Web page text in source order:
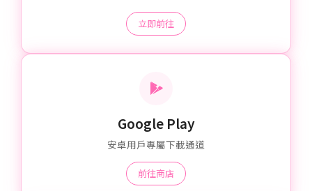
立即前往
Google Play
安卓用戶專屬下載通道
前往商店